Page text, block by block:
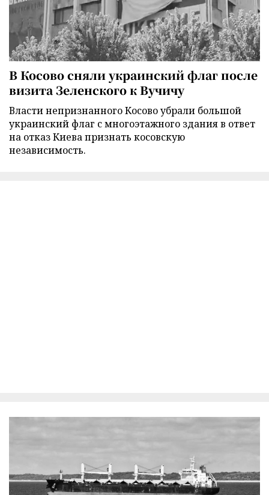
В Косово сняли украинский флаг после
визита Зеленского к Вучичу
Власти непризнанного Косово убрали большой
украинский флаг с многоэтажного здания в ответ
на отказ Киева признать косовскую
независимость.